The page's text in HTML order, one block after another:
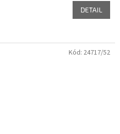
DETAIL
Kód: 24717/52